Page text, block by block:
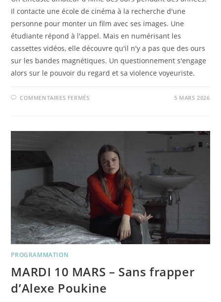
Il contacte une école de cinéma à la recherche d'une
personne pour monter un film avec ses images. Une
étudiante répond à l'appel. Mais en numérisant les
cassettes vidéos, elle découvre qu'il n'y a pas que des ours
sur les bandes magnétiques. Un questionnement s'engage
alors sur le pouvoir du regard et sa violence voyeuriste.
COMMENTAIRES FERMÉSSUR
APÉRO
OURS
DE
MORGANE
FRUND
5 MARS 2026
PROGRAMMATION
MARDI 10 MARS – Sans frapper
d’Alexe Poukine